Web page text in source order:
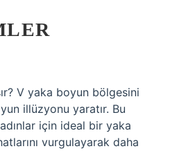
V yaka boyun bölgesini
illüzyonu yaratır. Bu
için ideal bir yaka
vurgulayarak daha